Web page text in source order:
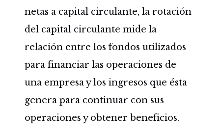
netas a capital circulante, la rotación
del capital circulante mide la
relación entre los fondos utilizados
para financiar las operaciones de
una empresa y los ingresos que ésta
genera para continuar con sus
operaciones y obtener beneficios.